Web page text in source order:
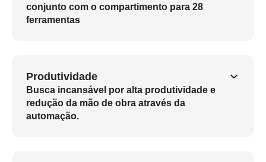
conjunto com o compartimento para 28
ferramentas
Produtividade
Busca incansável por alta produtividade e
redução da mão de obra através da
automação.